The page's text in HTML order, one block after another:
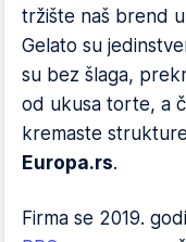
tržište naš brend
Gelato su
su bez šlaga,
od ukusa torte, a
kremaste
Europa.rs.
Firma se 2019.